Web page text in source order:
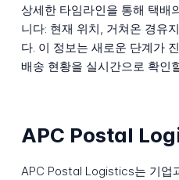
상세한 타임라인을 통해 택배
니다: 현재 위치, 거쳐온 경유
다. 이 정보는 새로운 단계가
배송 현황을 실시간으로 확인
APC Postal
APC Postal Logistics는 기업